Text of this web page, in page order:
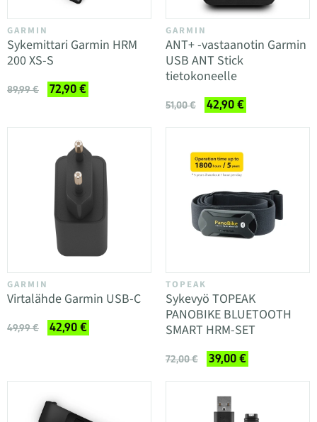
GARMIN
Sykemittari Garmin HRM
200 XS-S
89,99 € 72,90 €
GARMIN
ANT+ -vastaanotin Garmin
USB ANT Stick
tietokoneelle
51,00 € 42,90 €
GARMIN
Virtalähde Garmin USB-C
49,99 € 42,90 €
TOPEAK
Sykevyö TOPEAK
PANOBIKE BLUETOOTH
SMART HRM-SET
72,00 € 39,00 €